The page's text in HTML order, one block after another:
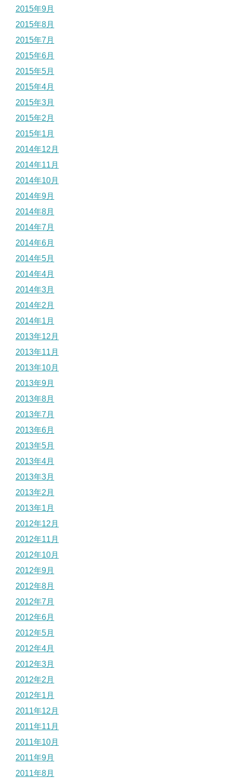
2015年9月
2015年8月
2015年7月
2015年6月
2015年5月
2015年4月
2015年3月
2015年2月
2015年1月
2014年12月
2014年11月
2014年10月
2014年9月
2014年8月
2014年7月
2014年6月
2014年5月
2014年4月
2014年3月
2014年2月
2014年1月
2013年12月
2013年11月
2013年10月
2013年9月
2013年8月
2013年7月
2013年6月
2013年5月
2013年4月
2013年3月
2013年2月
2013年1月
2012年12月
2012年11月
2012年10月
2012年9月
2012年8月
2012年7月
2012年6月
2012年5月
2012年4月
2012年3月
2012年2月
2012年1月
2011年12月
2011年11月
2011年10月
2011年9月
2011年8月